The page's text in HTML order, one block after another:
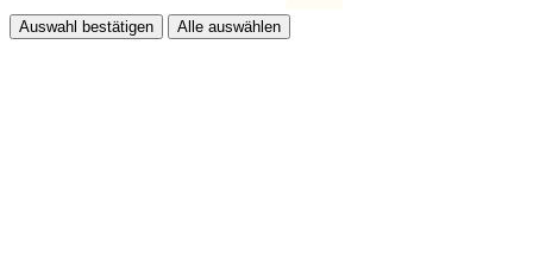
Auswahl bestätigen Alle auswählen